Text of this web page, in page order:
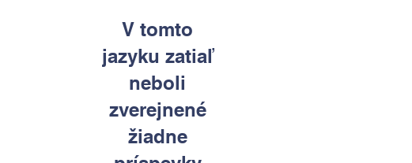
V tomto
jazyku zatiaľ
neboli
zverejnené
žiadne